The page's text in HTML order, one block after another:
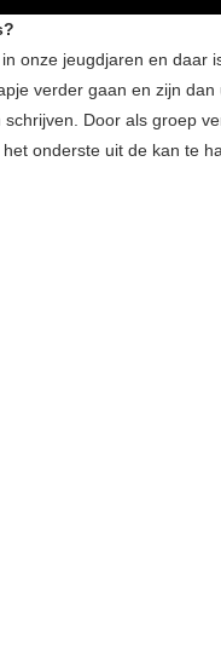
onze jeugdjaren en daar
verder gaan en zijn dan
Door als groep
onderste uit de kan te